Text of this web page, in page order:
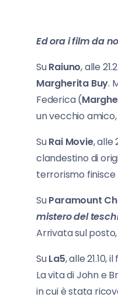
Ed ora i film da
SuRaiuno, alle
Margherita Buy.
Federica (
un vecchio
SuRai Movie, alle
clandestino di
terrorismo finisce
SuParamount
mistero del
Arrivata sul
SuLa5, alle 21.10,
La vita di John e
in cui è stata